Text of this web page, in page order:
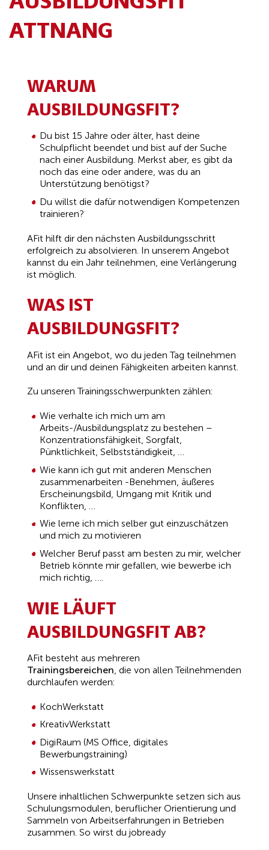
ATTNANG
WARUM
AUSBILDUNGSFIT?
Du bist 15 Jahre oder älter, hast deine
Schulpflicht beendet und bist auf der Suche
nach einer Ausbildung. Merkst aber, es gibt da
noch das eine oder andere, was du an
Unterstützung benötigst?
Du willst die dafür notwendigen Kompetenzen
trainieren?
AFit hilft dir den nächsten Ausbildungsschritt
erfolgreich zu absolvieren. In unserem Angebot
kannst du ein Jahr teilnehmen, eine Verlängerung
ist möglich.
WAS IST
AUSBILDUNGSFIT?
AFit ist ein Angebot, wo du jeden Tag teilnehmen
und an dir und deinen Fähigkeiten arbeiten kannst.
Zu unseren Trainingsschwerpunkten zählen:
Wie verhalte ich mich um am
Arbeits-/Ausbildungsplatz zu bestehen –
Konzentrationsfähigkeit, Sorgfalt,
Pünktlichkeit, Selbstständigkeit, …
Wie kann ich gut mit anderen Menschen
zusammenarbeiten -Benehmen, äußeres
Erscheinungsbild, Umgang mit Kritik und
Konflikten, …
Wie lerne ich mich selber gut einzuschätzen
und mich zu motivieren
Welcher Beruf passt am besten zu mir, welcher
Betrieb könnte mir gefallen, wie bewerbe ich
mich richtig, ….
WIE LÄUFT
AUSBILDUNGSFIT AB?
AFit besteht aus mehreren
Trainingsbereichen, die von allen Teilnehmenden
durchlaufen werden:
KochWerkstatt
KreativWerkstatt
DigiRaum (MS Office, digitales
Bewerbungstraining)
Wissenswerkstatt
Unsere inhaltlichen Schwerpunkte setzen sich aus
Schulungsmodulen, beruflicher Orientierung und
Sammeln von Arbeitserfahrungen in Betrieben
zusammen. So wirst du jobready